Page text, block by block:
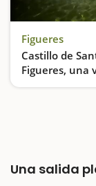
Figueres
Castillo de
Figueres, una
y zodiac
Una salida